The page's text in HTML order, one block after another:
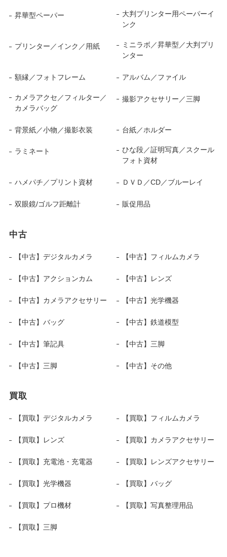
昇華型ペーパー
大判プリンター用ペーパーイ
ンク
プリンター／インク／用紙
ミニラボ／昇華型／大判プリ
ンター
額縁／フォトフレーム アルバム／ファイル
カメラアクセ／フィルター／
カメラバッグ
撮影アクセサリー／三脚
背景紙／小物／撮影衣装 台紙／ホルダー
ラミネート
ひな段／証明写真／スクール
フォト資材
ハメパチ／プリント資材 ＤＶＤ／CD／ブルーレイ
双眼鏡/ゴルフ距離計 販促用品
中古
【中古】デジタルカメラ 【中古】フィルムカメラ
【中古】アクションカム 【中古】レンズ
【中古】カメラアクセサリー 【中古】光学機器
【中古】バッグ 【中古】鉄道模型
【中古】筆記具 【中古】三脚
【中古】三脚 【中古】その他
買取
【買取】デジタルカメラ 【買取】フィルムカメラ
【買取】レンズ 【買取】カメラアクセサリー
【買取】充電池・充電器 【買取】レンズアクセサリー
【買取】光学機器 【買取】バッグ
【買取】プロ機材 【買取】写真整理用品
【買取】三脚